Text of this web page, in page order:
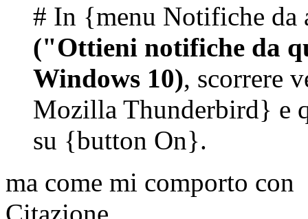
# In {menu Notifiche
("Ottieni notifiche da
Windows 10), scorrere
Mozilla Thunderbird} e
su {button On}.
ma come mi comporto con
Citazione